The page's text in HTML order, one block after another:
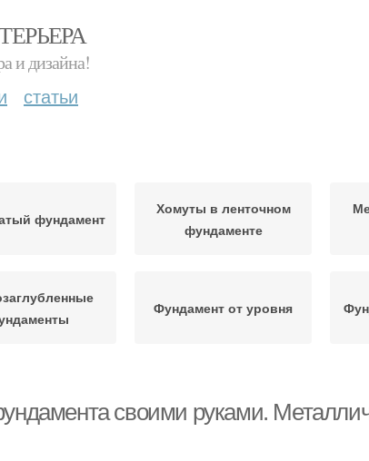
и дизайна!
статьи
фундамент
Хомуты в ленточном
фундаменте
Фундамент от уровня
своими руками.